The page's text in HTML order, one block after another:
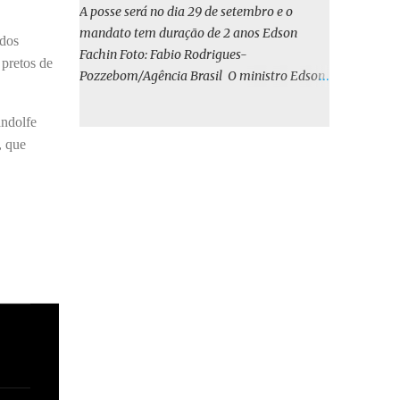
de
que
em iene japonês é mais vantajosa sob os
aspectos econômico e financeiro. Embora o
custo dos juros em dólares possa parecer
inferior no curto prazo, a opção pelo iene
A posse será no dia 29 de setembro e o
mandato tem duração de 2 anos Edson
Fachin Foto: Fabio Rodrigues-
Pozzebom/Agência Brasil O ministro Edson